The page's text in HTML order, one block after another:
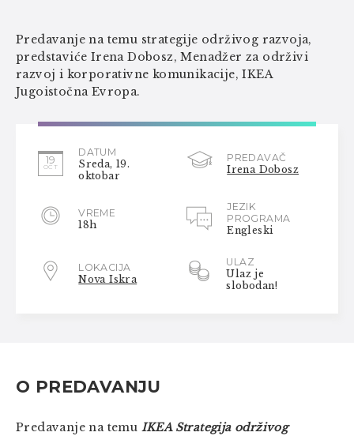
Predavanje na temu strategije održivog razvoja,
predstaviće Irena Dobosz, Menadžer za održivi
razvoj i korporativne komunikacije, IKEA
Jugoistočna Evropa.
19
OCT
DATUM
Sreda, 19.
oktobar
PREDAVAČ
Irena Dobosz
VREME
18h
JEZIK
PROGRAMA
Engleski
LOKACIJA
Nova Iskra
ULAZ
Ulaz je
slobodan!
O PREDAVANJU
Predavanje na temu IKEA Strategija održivog